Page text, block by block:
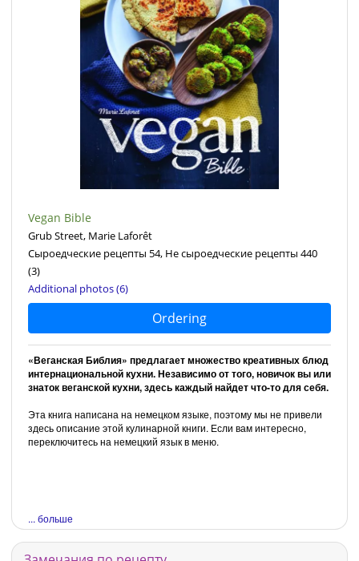
Vegan Bible
Grub Street, Marie Laforêt
Сыроедческие рецепты 54, Не сыроедческие рецепты 440
(3)
Additional photos (6)
Ordering
«Веганская Библия» предлагает множество креативных блюд
интернациональной кухни. Независимо от того, новичок вы или
знаток веганской кухни, здесь каждый найдет что-то для себя.
Эта книга написана на немецком языке, поэтому мы не привели
здесь описание этой кулинарной книги. Если вам интересно,
переключитесь на немецкий язык в меню.
... больше